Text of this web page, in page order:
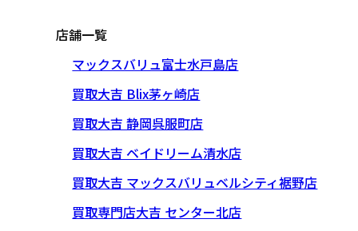
店舗一覧
マックスバリュ富士水戸島店
買取大吉 Blix茅ヶ崎店
買取大吉 静岡呉服町店
買取大吉 ベイドリーム清水店
買取大吉 マックスバリュベルシティ裾野店
買取専門店大吉 センター北店